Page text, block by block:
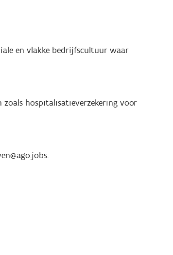
en vlakke bedrijfscultuur waar
zoals hospitalisatieverzekering voor